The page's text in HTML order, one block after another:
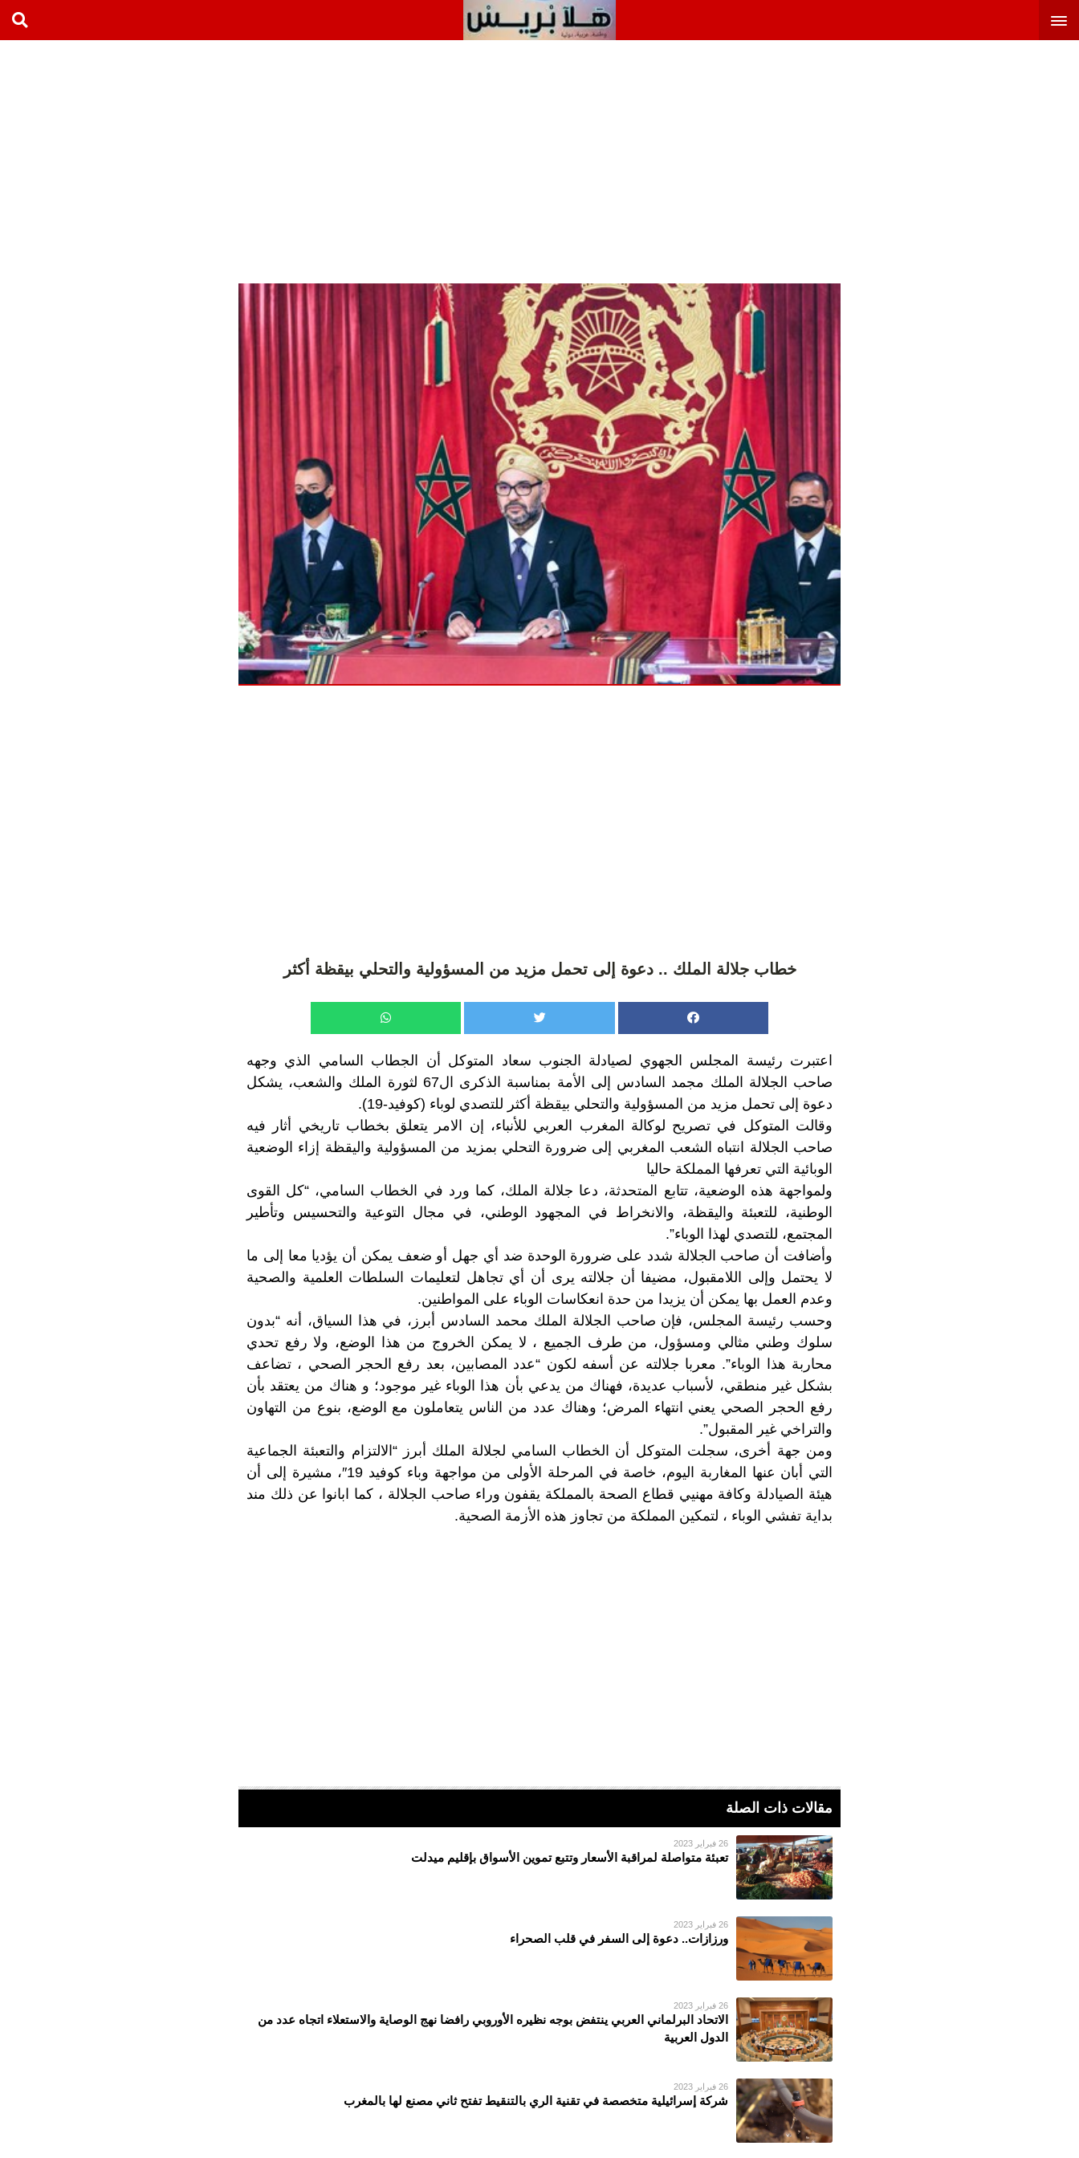
خطاب جلالة الملك .. دعوة إلى تحمل مزيد من المسؤولية والتحلي بيقظة أكثر
اعتبرت رئيسة المجلس الجهوي لصيادلة الجنوب سعاد المتوكل أن الجطاب السامي الذي وجهه
صاحب الجلالة الملك مجمد السادس إلى الأمة بمناسبة الذكرى ال67 لثورة الملك والشعب، يشكل
دعوة إلى تحمل مزيد من المسؤولية والتحلي بيقظة أكثر للتصدي لوباء (كوفيد-19).
وقالت المتوكل في تصريح لوكالة المغرب العربي للأنباء، إن الامر يتعلق بخطاب تاريخي أثار فيه
صاحب الجلالة انتباه الشعب المغربي إلى ضرورة التحلي بمزيد من المسؤولية واليقظة إزاء الوضعية
الوبائية التي تعرفها المملكة حاليا
ولمواجهة هذه الوضعية، تتابع المتحدثة، دعا جلالة الملك، كما ورد في الخطاب السامي، “كل القوى
الوطنية، للتعبئة واليقظة، والانخراط في المجهود الوطني، في مجال التوعية والتحسيس وتأطير
المجتمع، للتصدي لهذا الوباء”.
وأضافت أن صاحب الجلالة شدد على ضرورة الوحدة ضد أي جهل أو ضعف يمكن أن يؤديا معا إلى ما
لا يحتمل وإلى اللامقبول، مضيفا أن جلالته يرى أن أي تجاهل لتعليمات السلطات العلمية والصحية
وعدم العمل بها يمكن أن يزيدا من حدة انعكاسات الوباء على المواطنين.
وحسب رئيسة المجلس، فإن صاحب الجلالة الملك محمد السادس أبرز، في هذا السياق، أنه “بدون
سلوك وطني مثالي ومسؤول، من طرف الجميع ، لا يمكن الخروج من هذا الوضع، ولا رفع تحدي
محاربة هذا الوباء”. معربا جلالته عن أسفه لكون “عدد المصابين، بعد رفع الحجر الصحي ، تضاعف
بشكل غير منطقي، لأسباب عديدة، فهناك من يدعي بأن هذا الوباء غير موجود؛ و هناك من يعتقد بأن
رفع الحجر الصحي يعني انتهاء المرض؛ وهناك عدد من الناس يتعاملون مع الوضع، بنوع من التهاون
والتراخي غير المقبول”.
ومن جهة أخرى، سجلت المتوكل أن الخطاب السامي لجلالة الملك أبرز “الالتزام والتعبئة الجماعية
التي أبان عنها المغاربة اليوم، خاصة في المرحلة الأولى من مواجهة وباء كوفيد 19″، مشيرة إلى أن
هيئة الصيادلة وكافة مهنيي قطاع الصحة بالمملكة يقفون وراء صاحب الجلالة ، كما ابانوا عن ذلك مند
بداية تفشي الوباء ، لتمكين المملكة من تجاوز هذه الأزمة الصحية.
مقالات ذات الصلة
26 فبراير 2023
تعبئة متواصلة لمراقبة الأسعار وتتبع تموين الأسواق بإقليم ميدلت
26 فبراير 2023
ورزازات.. دعوة إلى السفر في قلب الصحراء
26 فبراير 2023
الاتحاد البرلماني العربي ينتفض بوجه نظيره الأوروبي رافضا نهج الوصاية والاستعلاء اتجاه عدد من
الدول العربية
26 فبراير 2023
شركة إسرائيلية متخصصة في تقنية الري بالتنقيط تفتح ثاني مصنع لها بالمغرب